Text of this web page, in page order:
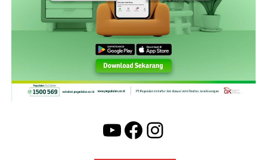
YouTube
Facebook
Instagram